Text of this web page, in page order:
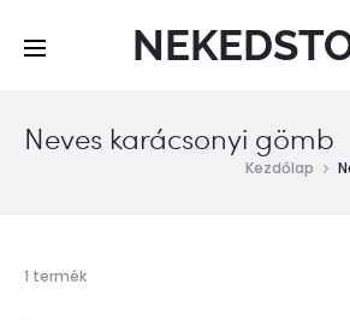
Neves karácsonyi gömb
Kezdőlap
1 termékÖsszesen